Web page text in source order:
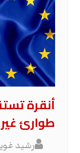
أنقرة
طوارئ
رشيد